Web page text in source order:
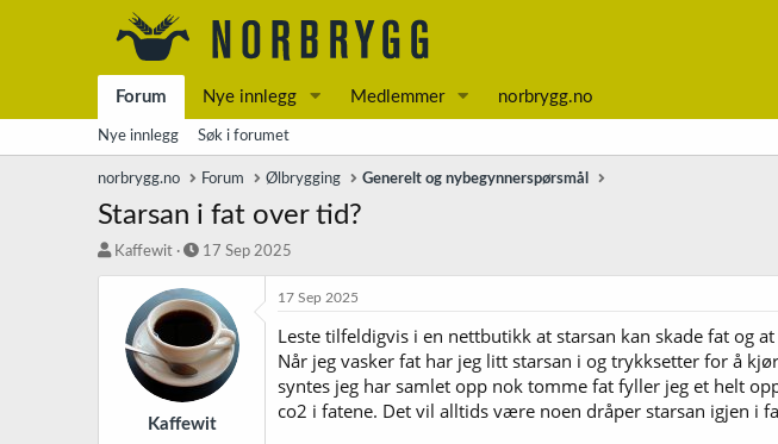
Forum Nye innlegg Medlemmer norbrygg.no
Nye innlegg Søk i forumet
norbrygg.no Forum Ølbrygging Generelt og nybegynnerspørsmål
Starsan i fat over tid?
T
Kaffewit
S
a
r
d
a
t
o
17 Sep 2025
Kaffewit
17 Sep 2025
Leste tilfeldigvis i en nettbutikk at starsan kan skade fat og
Når jeg vasker fat har jeg litt starsan i og trykksetter for å
syntes jeg har samlet opp nok tomme fat fyller jeg et helt
co2 i fatene. Det vil alltids være noen dråper starsan igjen i